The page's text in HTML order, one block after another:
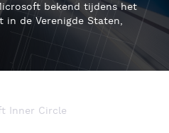
bekend tijdens het
in de Verenigde Staten,
Inner Circle